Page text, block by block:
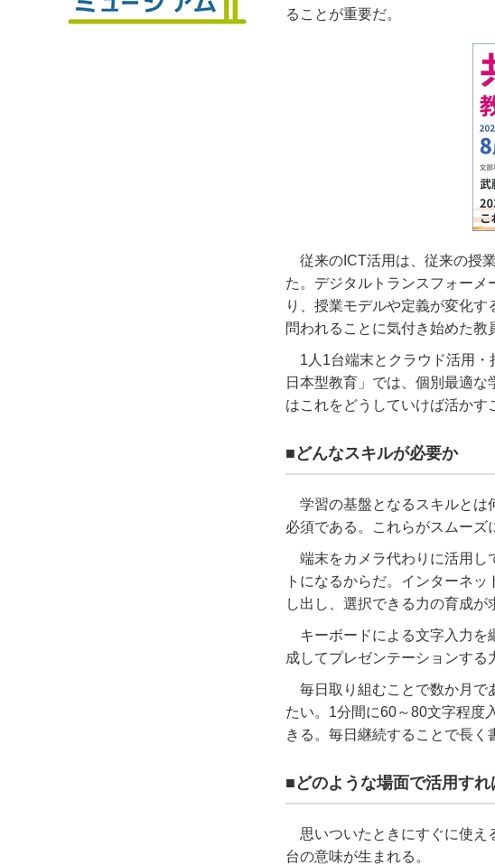
ることが重要だ。
従来の ICT活用は、従来の授
た。デジタルトランスフォーメ
り、授業モデルや定義が変化
問われることに気付き始めた教
1 人 1台端末とクラウド活用
日本型教育」では、個別最適
はこれをどうしていけば活かす
■どんなスキルが必要か
学習の基盤となるスキルとは
必須である。これらがスムーズ
端末をカメラ代わりに活用し
トになるからだ。インターネ
し出し、選択できる力の育成が
キーボードによる文字入力
成してプレゼンテーションする
毎日取り組むことで数か月で
たい。 1分間に60～80文字程度
きる。毎日継続することで長く
■どのような場面で活用す
思いついたときにすぐに使え
台の意味が生まれる。